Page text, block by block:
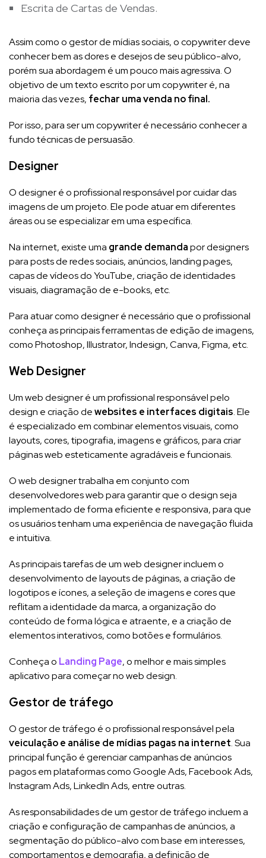
Escrita de Cartas de Vendas.
Assim como o gestor de mídias sociais, o copywriter deve
conhecer bem as dores e desejos de seu público-alvo,
porém sua abordagem é um pouco mais agressiva. O
objetivo de um texto escrito por um copywriter é, na
maioria das vezes, fechar uma venda no final.
Por isso, para ser um copywriter é necessário conhecer a
fundo técnicas de persuasão.
Designer
O designer é o profissional responsável por cuidar das
imagens de um projeto. Ele pode atuar em diferentes
áreas ou se especializar em uma específica.
Na internet, existe uma grande demandapor designers
para posts de redes sociais, anúncios, landing pages,
capas de vídeos do YouTube, criação de identidades
visuais, diagramação de e-books, etc.
Para atuar como designer é necessário que o profissional
conheça as principais ferramentas de edição de imagens,
como Photoshop, Illustrator, Indesign, Canva, Figma, etc.
Web Designer
Um web designer é um profissional responsável pelo
design e criação dewebsites e interfaces digitais. Ele
é especializado em combinar elementos visuais, como
layouts, cores, tipografia, imagens e gráficos, para criar
páginas web esteticamente agradáveis e funcionais.
O web designer trabalha em conjunto com
desenvolvedores web para garantir que o design seja
implementado de forma eficiente e responsiva, para que
os usuários tenham uma experiência de navegação fluida
e intuitiva.
As principais tarefas de um web designer incluem o
desenvolvimento de layouts de páginas, a criação de
logotipos e ícones, a seleção de imagens e cores que
reflitam a identidade da marca, a organização do
conteúdo de forma lógica e atraente, e a criação de
elementos interativos, como botões e formulários.
Conheça o Landing Page, o melhor e mais simples
aplicativo para começar no web design.
Gestor de tráfego
O gestor de tráfego é o profissional responsável pela
veiculação e análise de mídias pagas na internet. Sua
principal função é gerenciar campanhas de anúncios
pagos em plataformas como Google Ads, Facebook Ads,
Instagram Ads, LinkedIn Ads, entre outras.
As responsabilidades de um gestor de tráfego incluem a
criação e configuração de campanhas de anúncios, a
segmentação do público-alvo com base em interesses,
comportamentos e demografia, a definição de